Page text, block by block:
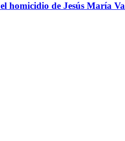
homicidio de Jesús María